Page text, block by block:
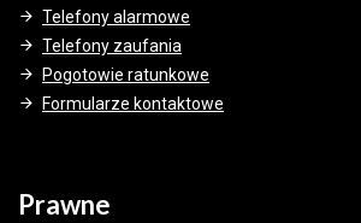
Telefony alarmowe
Telefony zaufania
Pogotowie ratunkowe
Formularze kontaktowe
Prawne